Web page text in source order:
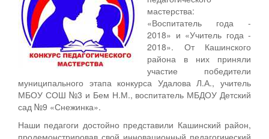
мастерства:
«Воспитатель года -
2018» и «Учитель года -
2018». От Кашинского
района в них приняли
участие победители
муниципального этапа конкурса Удалова Л.А., учитель
МБОУ СОШ №3 и Бем Н.М., воспитатель МБДОУ Детский
сад №9 «Снежинка».
Наши педагоги достойно представили Кашинский район,
продемонстрировав свой инновационный педагогический